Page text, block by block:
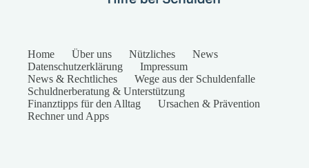
Home Über uns Nützliches
News
Datenschutzerklärung
Impressum
News & Rechtliches
Wege aus der Schuldenfalle
Schuldnerberatung & Unterstützung
Finanztipps für den Alltag
Ursachen & Prävention
Rechner und Apps